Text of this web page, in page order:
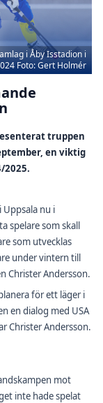
i Åby Isstadion i
Foto: Gert Holmér
truppen
en viktig
2025.
nu i
spelare som skall
som utvecklas
under vintern till
Christer Andersson.
för ett läger i
en dialog med USA
Christer Andersson.
mot
inte hade spelat